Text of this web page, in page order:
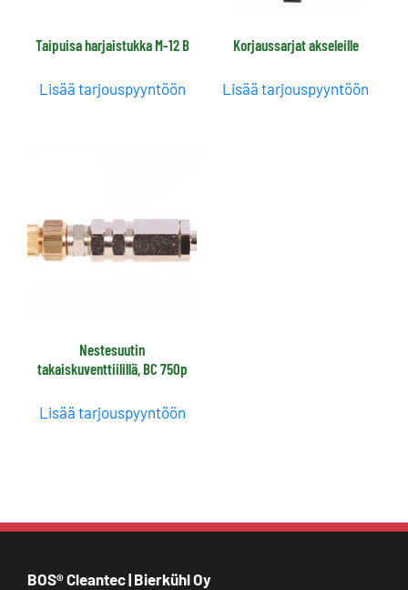
Taipuisa harjaistukka M-12 B
Lisää tarjouspyyntöön
Korjaussarjat akseleille
Lisää tarjouspyyntöön
Nestesuutin
takaiskuventtiilillä, BC 750p
Lisää tarjouspyyntöön
BOS® Cleantec | Bierkühl Oy